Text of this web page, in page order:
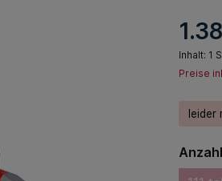
Inhalt: 1
Preise
leider